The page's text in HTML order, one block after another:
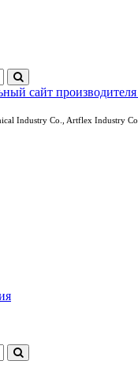
Industry Co., Artflex Industry Co.